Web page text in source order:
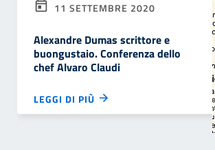
11 SETTEMBRE 2020
Alexandre Dumas scrittore e
buongustaio. Conferenza dello
chef Alvaro Claudi
LEGGI DI PIÙ